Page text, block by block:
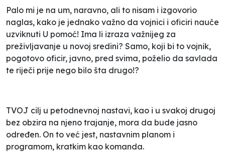
Palo mi je na um, naravno, ali to nisam i izgovorio
naglas, kako je jednako važno da vojnici i oficiri nauče
uzviknuti U pomoć! Ima li izraza važnijeg za
preživljavanje u novoj sredini? Samo, koji bi to vojnik,
pogotovo oficir, javno, pred svima, poželio da savlada
te riječi prije nego bilo šta drugo!?
TVOJ cilj u petodnevnoj nastavi, kao i u svakoj drugoj
bez obzira na njeno trajanje, mora da bude jasno
određen. On to već jest, nastavnim planom i
programom, kratkim kao komanda.